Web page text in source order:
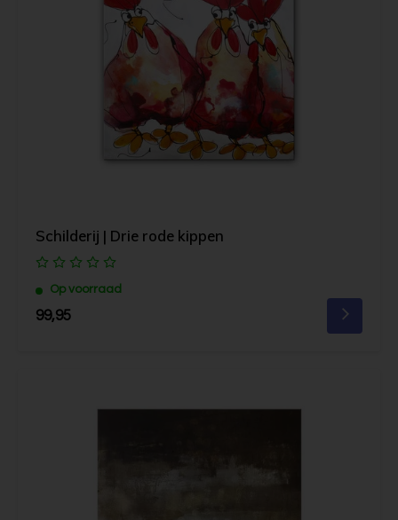
Schilderij | Drie rode kippen
Op voorraad
99,95